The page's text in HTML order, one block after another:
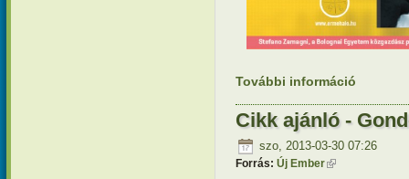
További információ
Cikk ajánló -
szo, 2013-03-30 07:26
Forrás: Új Ember(külső